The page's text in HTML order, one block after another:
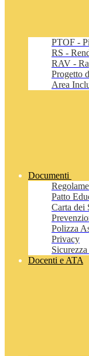
PTOF -
RS -
RAV -
Progetto
Area
Documenti
Patto
Carta dei
Polizza
Privacy
Docenti e ATA